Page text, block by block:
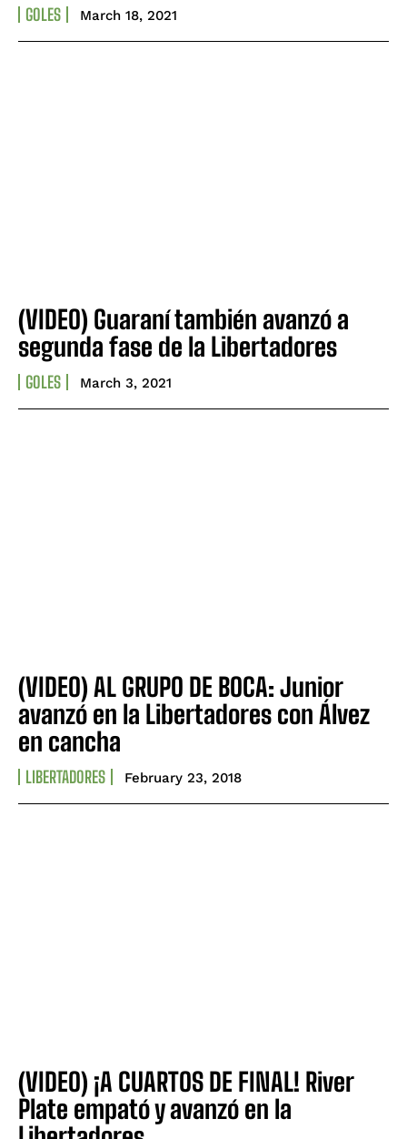
GOLES March 18, 2021
(VIDEO) Guaraní también avanzó a
segunda fase de la Libertadores
GOLES March 3, 2021
(VIDEO) AL GRUPO DE BOCA: Junior
avanzó en la Libertadores con Álvez
en cancha
LIBERTADORES February 23, 2018
(VIDEO) ¡A CUARTOS DE FINAL! River
Plate empató y avanzó en la